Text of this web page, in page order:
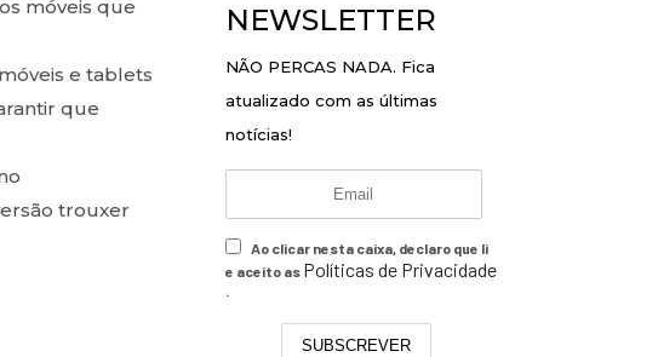
móveis que
e tablets
que
trouxer
NEWSLETTER
NÃO PERCAS NADA. Fica
atualizado com as últimas
notícias!
Ao clicar nesta caixa, declaro que li
e aceito as Políticas de Privacidade
.
SUBSCREVER